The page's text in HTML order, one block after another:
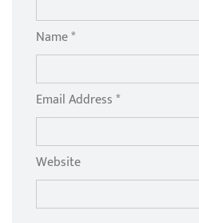
Name *
Email Address *
Website